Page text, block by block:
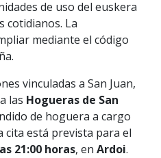
de uso del euskera
cotidianos. La
mediante el código
vinculadas a San Juan,
las Hogueras de San
de hoguera a cargo
cita está prevista para el
21:00 horas, en Ardoi.